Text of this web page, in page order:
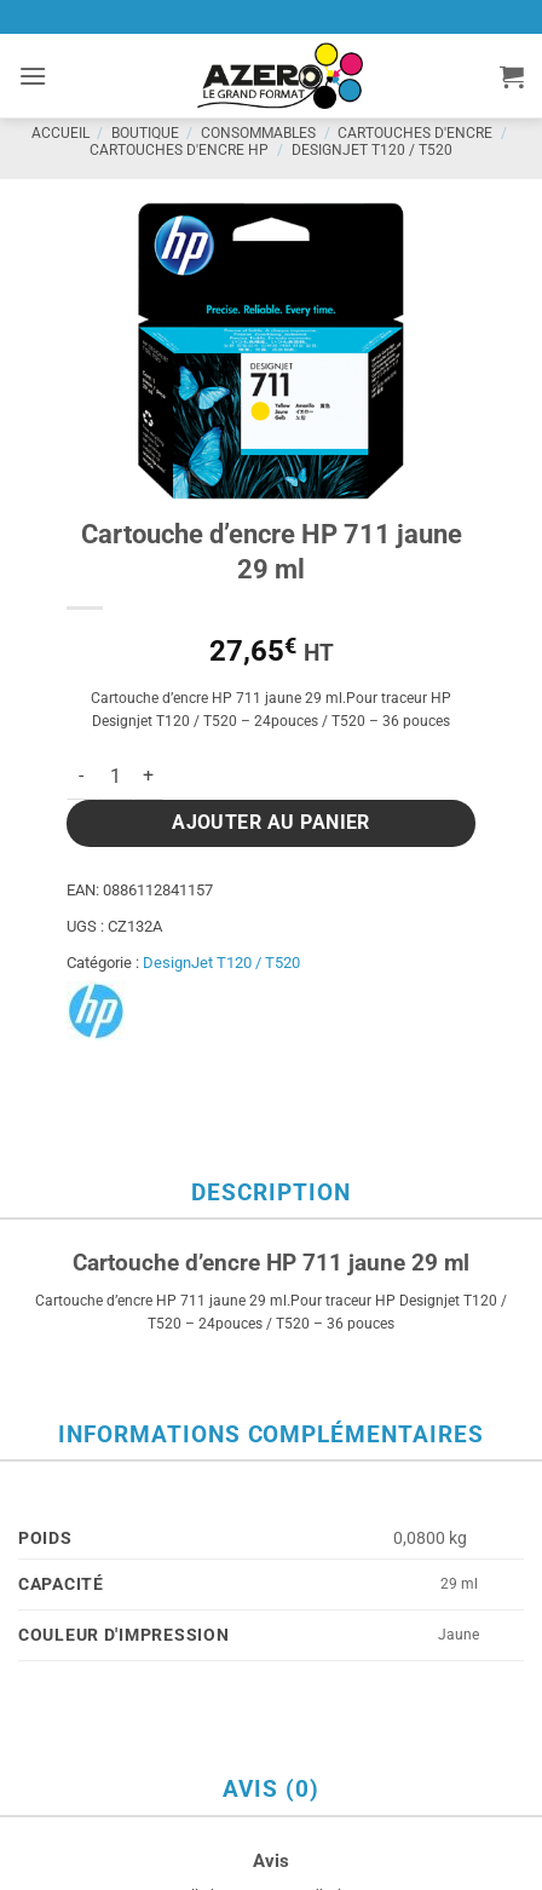
contenu
ACCUEIL / BOUTIQUE / CONSOMMABLES / CARTOUCHES D'ENCRE /
CARTOUCHES D'ENCRE HP / DESIGNJET T120 / T520
Cartouche d’encre HP 711 jaune
29 ml
27,65€ HT
Cartouche d’encre HP 711 jaune 29 ml.Pour traceur HP
Designjet T120 / T520 – 24pouces / T520 – 36 pouces
quantité de Cartouche d'encre HP 711 jaune 29 ml
AJOUTER AU PANIER
EAN: 0886112841157
UGS : CZ132A
Catégorie : DesignJet T120 / T520
DESCRIPTION
Cartouche d’encre HP 711 jaune 29 ml
Cartouche d’encre HP 711 jaune 29 ml.Pour traceur HP Designjet T120 /
T520 – 24pouces / T520 – 36 pouces
INFORMATIONS COMPLÉMENTAIRES
POIDS 0,0800 kg
CAPACITÉ 29 ml
COULEUR D'IMPRESSION Jaune
AVIS (0)
Avis